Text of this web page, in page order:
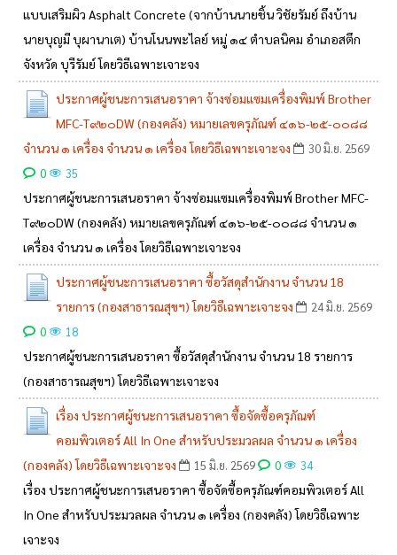
แบบเสริมผิว Asphalt Concrete (จากบ้านนายชิ้น วิชัยรัมย์ ถึงบ้าน
นายบุญมี บุผานาเต) บ้านโนนพะไลย์ หมู่ ๑๔ ตำบลนิคม อำเภอสตึก
จังหวัด บุรีรัมย์ โดยวิธีเฉพาะเจาะจง
ประกาศผู้ชนะการเสนอราคา จ้างซ่อมแซมเครื่องพิมพ์ Brother
MFC-T๙๒๐DW (กองคลัง) หมายเลขครุภัณฑ์ ๔๑๖-๒๕-๐๐๘๘
จำนวน ๑ เครื่อง จำนวน ๑ เครื่อง โดยวิธีเฉพาะเจาะจง
30 มิ.ย. 2569
0 35
ประกาศผู้ชนะการเสนอราคา จ้างซ่อมแซมเครื่องพิมพ์ Brother MFC-
T๙๒๐DW (กองคลัง) หมายเลขครุภัณฑ์ ๔๑๖-๒๕-๐๐๘๘ จำนวน ๑
เครื่อง จำนวน ๑ เครื่อง โดยวิธีเฉพาะเจาะจง
ประกาศผู้ชนะการเสนอราคา ซื้อวัสดุสำนักงาน จำนวน 18
รายการ (กองสาธารณสุขฯ) โดยวิธีเฉพาะเจาะจง
24 มิ.ย. 2569
0 18
ประกาศผู้ชนะการเสนอราคา ซื้อวัสดุสำนักงาน จำนวน 18 รายการ
(กองสาธารณสุขฯ) โดยวิธีเฉพาะเจาะจง
เรื่อง ประกาศผู้ชนะการเสนอราคา ซื้อจัดซื้อครุภัณฑ์
คอมพิวเตอร์ All In One สำหรับประมวลผล จำนวน ๑ เครื่อง
(กองคลัง) โดยวิธีเฉพาะเจาะจง
15 มิ.ย. 2569 0 34
เรื่อง ประกาศผู้ชนะการเสนอราคา ซื้อจัดซื้อครุภัณฑ์คอมพิวเตอร์ All
In One สำหรับประมวลผล จำนวน ๑ เครื่อง (กองคลัง) โดยวิธีเฉพาะ
เจาะจง